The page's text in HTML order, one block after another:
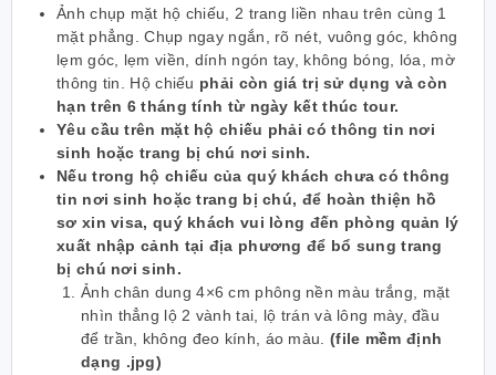
Ảnh chụp mặt hộ chiếu, 2 trang liền nhau trên cùng 1
mặt phẳng. Chụp ngay ngắn, rõ nét, vuông góc, không
lẹm góc, lẹm viền, dính ngón tay, không bóng, lóa, mờ
thông tin. Hộ chiếu phải còn giá trị sử dụng và còn
hạn trên 6 tháng tính từ ngày kết thúc tour.
Yêu cầu trên mặt hộ chiếu phải có thông tin nơi
sinh hoặc trang bị chú nơi sinh.
Nếu trong hộ chiếu của quý khách chưa có thông
tin nơi sinh hoặc trang bị chú, để hoàn thiện hồ
sơ xin visa, quý khách vui lòng đến phòng quản lý
xuất nhập cảnh tại địa phương để bổ sung trang
bị chú nơi sinh.
Ảnh chân dung 4×6 cm phông nền màu trắng, mặt
nhìn thẳng lộ 2 vành tai, lộ trán và lông mày, đầu
để trần, không đeo kính, áo màu. (file mềm định
dạng .jpg)